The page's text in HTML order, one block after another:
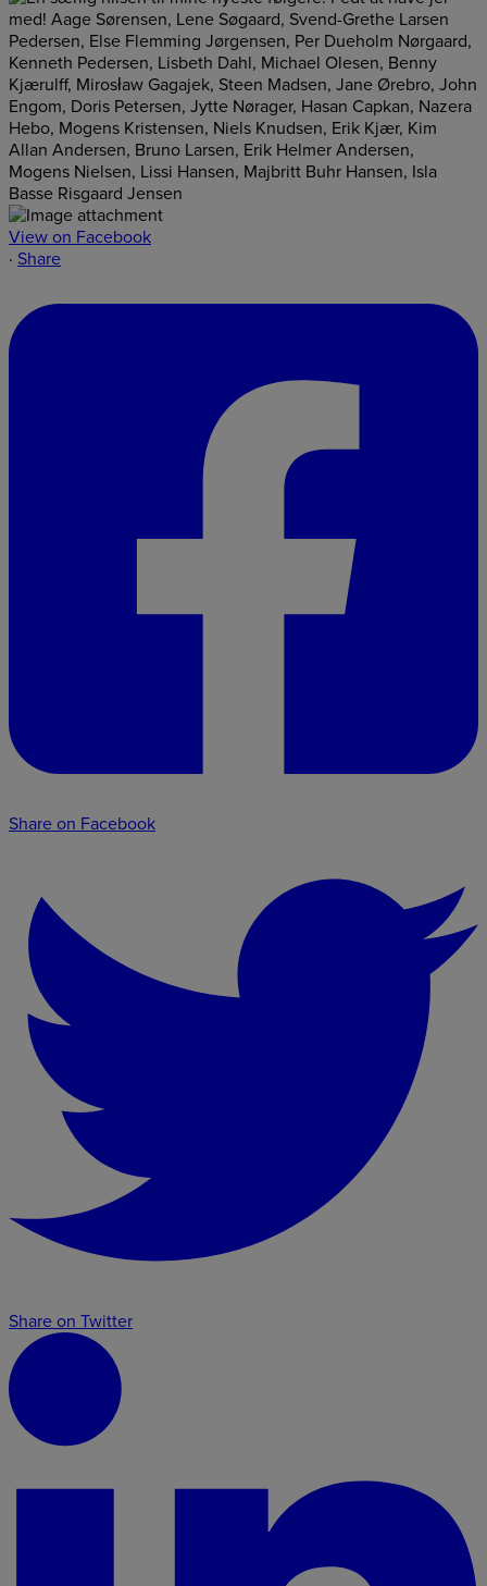
View on Facebook
· Share
Share on Facebook
Share on Twitter